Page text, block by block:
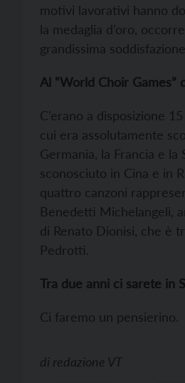
motivi lavorativi hanno
la medaglia d’oro,
grandissima
Al “World Choir Games”
C’erano a disposizione
cui era assolutamente
Germania, la Francia e
sconosciuto in Cina e in
quattro canzoni
Benedetti Michelangeli,
di Renato Dionisi, che è
Pedrotti.
Tra due anni ci sarete in
Ci faremo un pensierino.
di redazione VT